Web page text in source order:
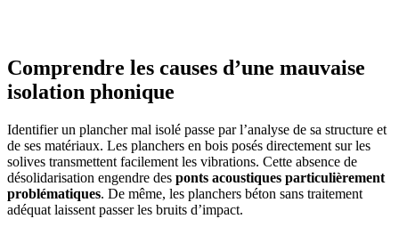
Comprendre les causes d’une mauvaise
isolation phonique
Identifier un plancher mal isolé passe par l’analyse de sa structure et
de ses matériaux. Les planchers en bois posés directement sur les
solives transmettent facilement les vibrations. Cette absence de
désolidarisation engendre des ponts acoustiques particulièrement
problématiques. De même, les planchers béton sans traitement
adéquat laissent passer les bruits d’impact.